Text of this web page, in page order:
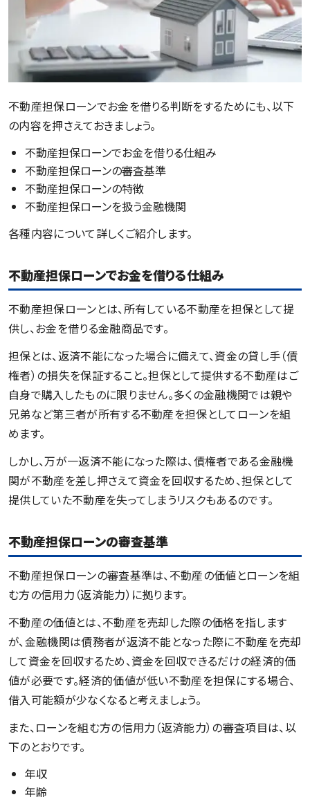
不動産担保ローンでお金を借りる判断をするためにも、以下
の内容を押さえておきましょう。
不動産担保ローンでお金を借りる仕組み
不動産担保ローンの審査基準
不動産担保ローンの特徴
不動産担保ローンを扱う金融機関
各種内容について詳しくご紹介します。
不動産担保ローンでお金を借りる仕組み
不動産担保ローンとは、所有している不動産を担保として提
供し、お金を借りる金融商品です。
担保とは、返済不能になった場合に備えて、資金の貸し手（債
権者）の損失を保証すること。担保として提供する不動産はご
自身で購入したものに限りません。多くの金融機関では親や
兄弟など第三者が所有する不動産を担保としてローンを組
めます。
しかし、万が一返済不能になった際は、債権者である金融機
関が不動産を差し押さえて資金を回収するため、担保として
提供していた不動産を失ってしまうリスクもあるのです。
不動産担保ローンの審査基準
不動産担保ローンの審査基準は、不動産の価値とローンを組
む方の信用力（返済能力）に拠ります。
不動産の価値とは、不動産を売却した際の価格を指します
が、金融機関は債務者が返済不能となった際に不動産を売却
して資金を回収するため、資金を回収できるだけの経済的価
値が必要です。経済的価値が低い不動産を担保にする場合、
借入可能額が少なくなると考えましょう。
また、ローンを組む方の信用力（返済能力）の審査項目は、以
下のとおりです。
年収
年齢